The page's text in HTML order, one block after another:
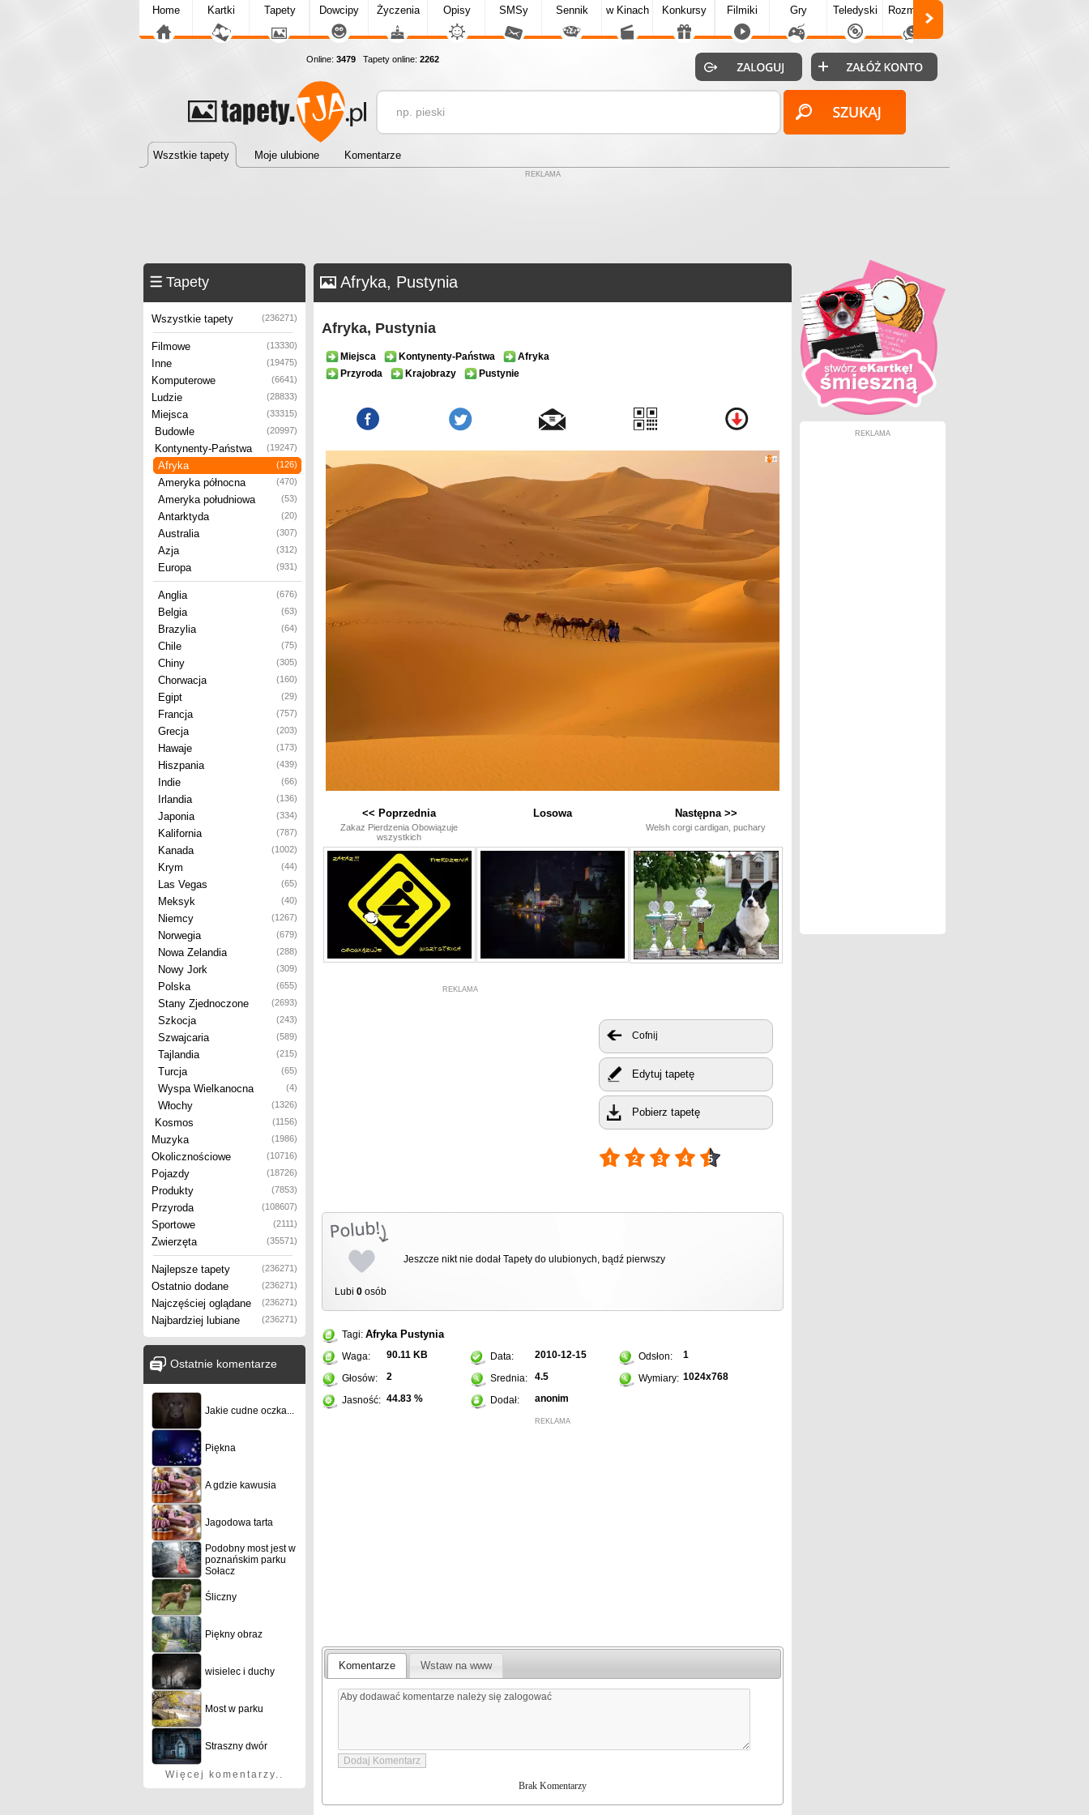
Home Kartki Tapety Dowcipy Życzenia Opisy SMSy Sennik w Kinach Konkursy Filmiki Gry Teledyski Rozmówki
Online: 3479 Tapety online: 2262
Wszstkie tapety Moje ulubione Komentarze
REKLAMA
Tapety
Wszystkie tapety (236271)
Filmowe (13330)
Inne (19475)
Komputerowe (6641)
Ludzie (28833)
Miejsca (33315)
Budowle (20997)
Kontynenty-Państwa (19247)
Afryka (126)
Ameryka północna (470)
Ameryka południowa (53)
Antarktyda (20)
Australia (307)
Azja (312)
Europa (931)
Anglia (676)
Belgia (63)
Brazylia (64)
Chile (75)
Chiny (305)
Chorwacja (160)
Egipt (29)
Francja (757)
Grecja (203)
Hawaje (173)
Hiszpania (439)
Indie (66)
Irlandia (136)
Japonia (334)
Kalifornia (787)
Kanada (1002)
Krym (44)
Las Vegas (65)
Meksyk (40)
Niemcy (1267)
Norwegia (679)
Nowa Zelandia (288)
Nowy Jork (309)
Polska (655)
Stany Zjednoczone (2693)
Szkocja (243)
Szwajcaria (589)
Tajlandia (215)
Turcja (65)
Wyspa Wielkanocna (4)
Włochy (1326)
Kosmos (1156)
Muzyka (1986)
Okolicznościowe (10716)
Pojazdy (18726)
Produkty (7853)
Przyroda (108607)
Sportowe (2111)
Zwierzęta (35571)
Najlepsze tapety (236271)
Ostatnio dodane (236271)
Najczęściej oglądane (236271)
Najbardziej lubiane (236271)
Ostatnie komentarze
Jakie cudne oczka...
Piękna
A gdzie kawusia
Jagodowa tarta
Podobny most jest w
poznańskim parku
Sołacz
Śliczny
Piękny obraz
wisielec i duchy
Most w parku
Straszny dwór
Więcej komentarzy..
Afryka, Pustynia
Afryka, Pustynia
Miejsca Kontynenty-Państwa
Afryka
Przyroda
Krajobrazy Pustynie
<< Poprzednia
Zakaz Pierdzenia Obowiązuje
wszystkich
Losowa Następna >>
Welsh corgi cardigan, puchary
REKLAMA
Cofnij
Edytuj tapetę
Pobierz tapetę
Lubi 0 osób
Jeszcze nikt nie dodał Tapety do ulubionych, bądź pierwszy
Tagi: Afryka Pustynia
Waga: 90.11 KB Data: 2010-12-15 Odsłon: 1
Głosów: 2 Srednia: 4.5 Wymiary: 1024x768
Jasność: 44.83 % Dodał: anonim
REKLAMA
Komentarze Wstaw na www
Brak Komentarzy
REKLAMA